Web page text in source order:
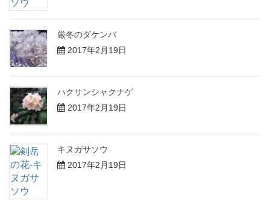
厳冬のダケンバ
2017年2月19日
ハクサンシャクナゲ
2017年2月19日
キヌガサソウ
2017年2月19日